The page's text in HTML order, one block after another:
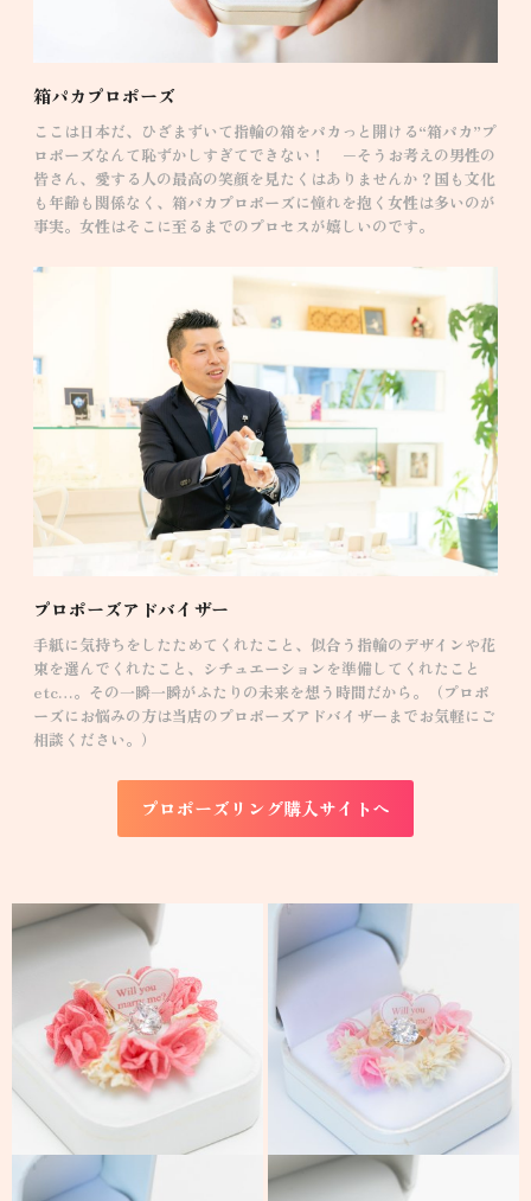
箱パカプロポーズ
ここは日本だ、ひざまずいて指輪の箱をパカっと開ける“箱パカ”プ
ロポーズなんて恥ずかしすぎてできない！ −そうお考えの男性の
皆さん、愛する人の最高の笑顔を見たくはありませんか？国も文化
も年齢も関係なく、箱パカプロポーズに憧れを抱く女性は多いのが
事実。女性はそこに至るまでのプロセスが嬉しいのです。
プロポーズアドバイザー
手紙に気持ちをしたためてくれたこと、似合う指輪のデザインや花
束を選んでくれたこと、シチュエーションを準備してくれたこと
etc…。その一瞬一瞬がふたりの未来を想う時間だから。（プロポ
ーズにお悩みの方は当店のプロポーズアドバイザーまでお気軽にご
相談ください。）
プロポーズリング購入サイトへ